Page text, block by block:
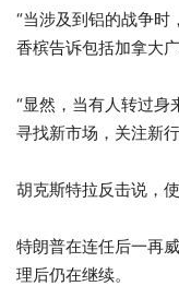
“当涉及到铝的战争时
香槟告诉包括加拿大
“显然，当有人转过身
寻找新市场，关注新
胡克斯特拉反击说，
特朗普在连任后一再
理后仍在继续。